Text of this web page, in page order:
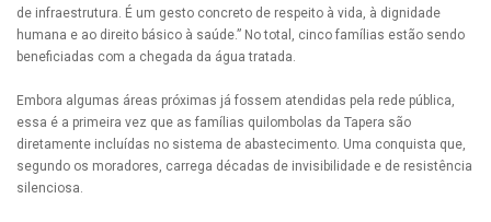
de infraestrutura. É um gesto concreto de respeito à vida, à dignidade
humana e ao direito básico à saúde.” No total, cinco famílias estão sendo
beneficiadas com a chegada da água tratada.
Embora algumas áreas próximas já fossem atendidas pela rede pública,
essa é a primeira vez que as famílias quilombolas da Tapera são
diretamente incluídas no sistema de abastecimento. Uma conquista que,
segundo os moradores, carrega décadas de invisibilidade e de resistência
silenciosa.